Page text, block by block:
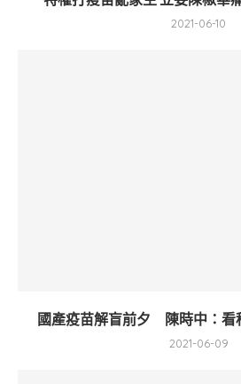
2021-06-10
國產疫苗解盲前夕 陳時中：看
2021-06-09